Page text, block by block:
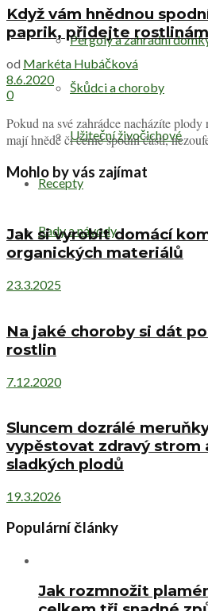
Pergoly a zahradní
Škůdci a choroby
Užiteční živočichové
Recepty
Rady a návody
Když vám hnědnou
paprik, přidejte
od Markéta Hubáčková
8.6.2020
0
Pokud na své zahrádce nacházíte
mají hnědé či černé spodní části,
Mohlo by vás zajímat
Jak si vyrobit domácí
organických materiálů
23.3.2025
Na jaké choroby si dát
rostlin
7.12.2020
Sluncem dozrálé
vypěstovat zdravý strom
sladkých plodů
19.3.2026
Populární články
Jak rozmnožit